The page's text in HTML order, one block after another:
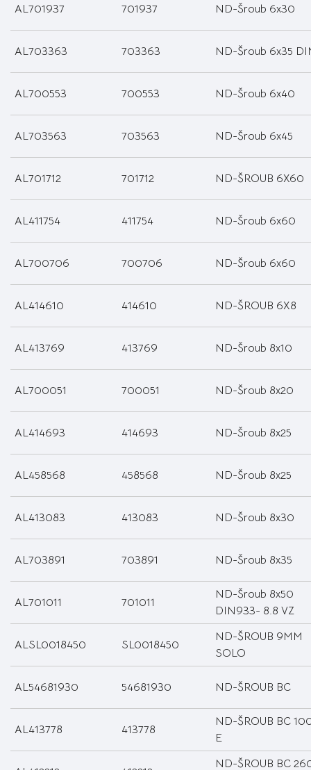
AL701937 701937 ND-Šroub 6x30
AL703363 703363 ND-Šroub 6x35
AL700553 700553 ND-Šroub 6x40
AL703563 703563 ND-Šroub 6x45
AL701712 701712 ND-ŠROUB 6X60
AL411754 411754 ND-Šroub 6x60
AL700706 700706 ND-Šroub 6x60
AL414610 414610 ND-ŠROUB 6X8
AL413769 413769 ND-Šroub 8x10
AL700051 700051 ND-Šroub 8x20
AL414693 414693 ND-Šroub 8x25
AL458568 458568 ND-Šroub 8x25
AL413083 413083 ND-Šroub 8x30
AL703891 703891 ND-Šroub 8x35
AL701011 701011
ND-Šroub 8x50
DIN933- 8.8 VZ
ALSL0018450 SL0018450
ND-ŠROUB 9MM
SOLO
AL54681930 54681930 ND-ŠROUB BC
AL413778 413778
ND-ŠROUB BC
E
ND-ŠROUB BC